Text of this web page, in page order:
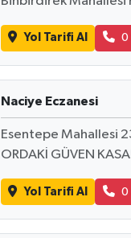
Yol Tarifi Al 0
Naciye Eczanesi
Esentepe Mahallesi
ORDAKİ GÜVEN
Yol Tarifi Al 0